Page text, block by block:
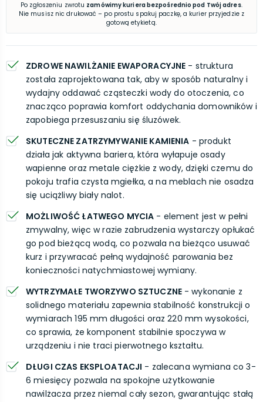
Po zgłoszeniu zwrotu zamówimy kuriera bezpośrednio pod Twój adres.
Nie musisz nic drukować – po prostu spakuj paczkę, a kurier przyjedzie z
gotową etykietą.
ZDROWE NAWILŻANIE EWAPORACYJNE - struktura
została zaprojektowana tak, aby w sposób naturalny i
wydajny oddawać cząsteczki wody do otoczenia, co
znacząco poprawia komfort oddychania domowników i
zapobiega przesuszaniu się śluzówek.
SKUTECZNE ZATRZYMYWANIE KAMIENIA - produkt
działa jak aktywna bariera, która wyłapuje osady
wapienne oraz metale ciężkie z wody, dzięki czemu do
pokoju trafia czysta mgiełka, a na meblach nie osadza
się uciążliwy biały nalot.
MOŻLIWOŚĆ ŁATWEGO MYCIA - element jest w pełni
zmywalny, więc w razie zabrudzenia wystarczy opłukać
go pod bieżącą wodą, co pozwala na bieżąco usuwać
kurz i przywracać pełną wydajność parowania bez
konieczności natychmiastowej wymiany.
WYTRZYMAŁE TWORZYWO SZTUCZNE- wykonanie z
solidnego materiału zapewnia stabilność konstrukcji o
wymiarach 195 mm długości oraz 220 mm wysokości,
co sprawia, że komponent stabilnie spoczywa w
urządzeniu i nie traci pierwotnego kształtu.
DŁUGI CZAS EKSPLOATACJI - zalecana wymiana co 3-
6 miesięcy pozwala na spokojne użytkowanie
nawilżacza przez niemal cały sezon, gwarantując stałą